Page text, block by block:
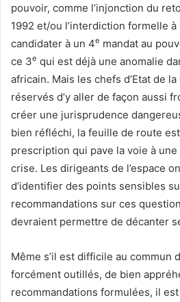
pouvoir, comme l’injonction du
1992 et/ou l’interdiction formelle
candidater à un 4e mandat au
ce 3e qui est déjà une anomalie
africain. Mais les chefs d’Etat de la
réservés d’y aller de façon aussi
créer une jurisprudence
bien réfléchi, la feuille de route
prescription qui pave la voie à
crise. Les dirigeants de l’espace
d’identifier des points sensibles
recommandations sur ces
devraient permettre de décanter
Même s’il est difficile au commun
forcément outillés, de bien
recommandations formulées, il